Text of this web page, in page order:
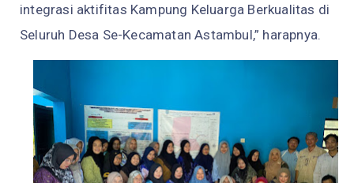
integrasi aktifitas Kampung Keluarga Berkualitas di
Seluruh Desa Se-Kecamatan Astambul,” harapnya.